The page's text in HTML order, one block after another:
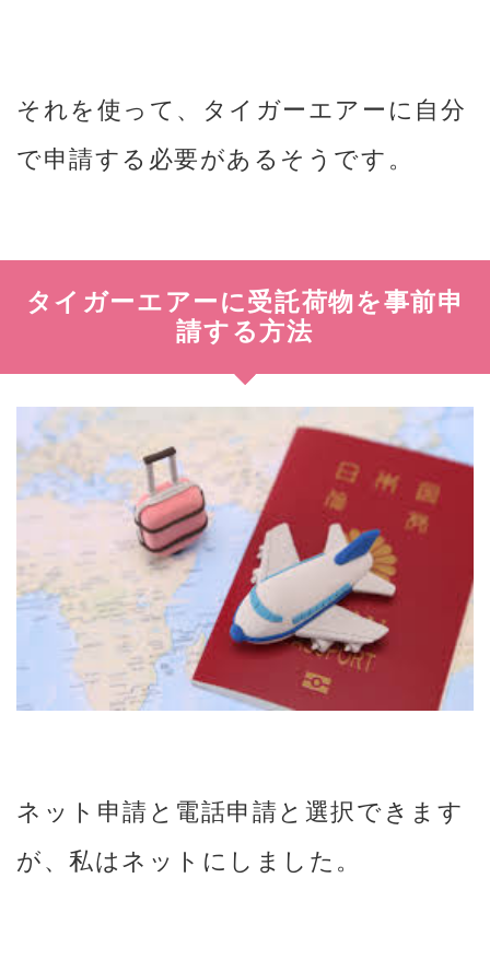
それを使って、タイガーエアーに自分
で申請する必要があるそうです。
タイガーエアーに受託荷物を事前申
請する方法
ネット申請と電話申請と選択できます
が、私はネットにしました。